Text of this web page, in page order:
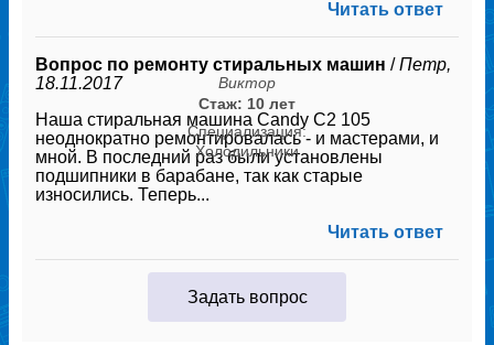
Виктор
Стаж: 10 лет
Специализация:
Холодильники
Читать ответ
Вопрос по ремонту стиральных машин /Петр,
18.11.2017
Наша стиральная машина Candy С2 105
неоднократно ремонтировалась - и мастерами, и
мной. В последний раз были установлены
подшипники в барабане, так как старые
износились. Теперь...
Читать ответ
Задать вопрос